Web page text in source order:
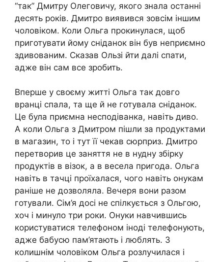
“так” Дмитру Олеговичу, якого знала останні
десять років. Дмитро виявився зовсім іншим
чоловіком. Коли Ольга прокинулася, щоб
приготувати йому сніданок він був неприємно
здивованим. Сказав Ользі йти далі спати,
адже він сам все зробить.
Вперше у своєму житті Ольга так довго
вранці спала, та ще й не готувала сніданок.
Це була приємна несподіванка, навіть диво.
А коли Ольга з Дмитром пішли за продуктами
в магазин, то і тут її чекав сюрприз. Дмитро
перетворив це заняття не в нудну збірку
продуктів в візок, а в весела пригода. Ольга
навіть в тачці проїхалася, чого навіть онукам
раніше не дозволяла. Вечеря вони разом
готували. Сім’я досі не спілкується з Ольгою,
хоч і минуло три роки. Онуки навчившись
користуватися телефоном іноді телефонують,
адже бабусю пам’ятають і люблять. З
колишнім чоловіком Ольга розлучилася і